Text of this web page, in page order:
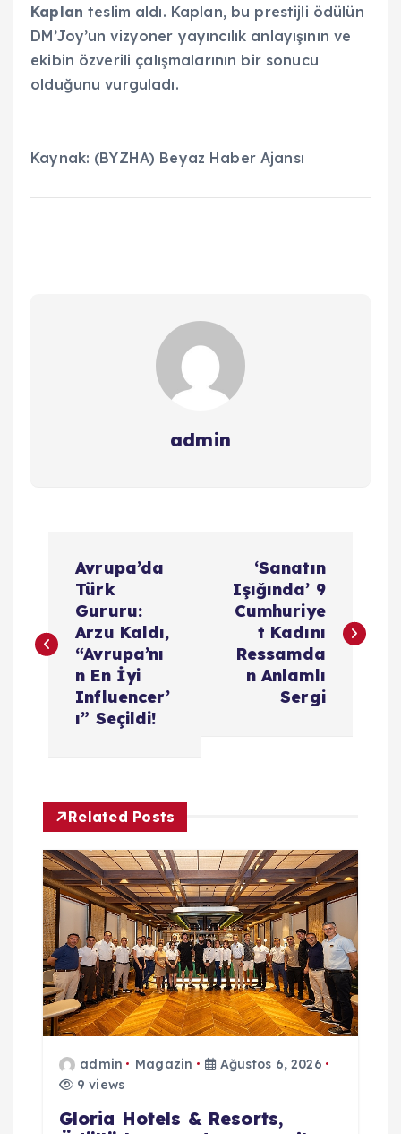
Kaplan teslim aldı. Kaplan, bu prestijli ödülün
DM’Joy’un vizyoner yayıncılık anlayışının ve
ekibin özverili çalışmalarının bir sonucu
olduğunu vurguladı.
Kaynak: (BYZHA) Beyaz Haber Ajansı
admin
z
z
n
m
e
s
Avrupa’da
Türk
Gururu:
Arzu Kaldı,
“Avrupa’nı
n En İyi
Influencer’
ı” Seçildi!
‘Sanatın
Işığında’ 9
Cumhuriye
t Kadını
Ressamda
n Anlamlı
Sergi
Related Posts
admin Magazin
Ağustos 6, 2026
9 views
Gloria Hotels & Resorts,